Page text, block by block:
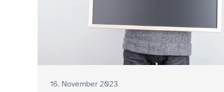
16. November 2023